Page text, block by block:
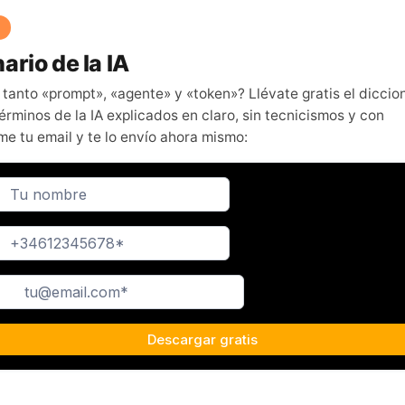
de la IA
«prompt», «agente» y «token»? Llévate gratis el
de la IA explicados en claro, sin tecnicismos y con
tu email y te lo envío ahora mismo: